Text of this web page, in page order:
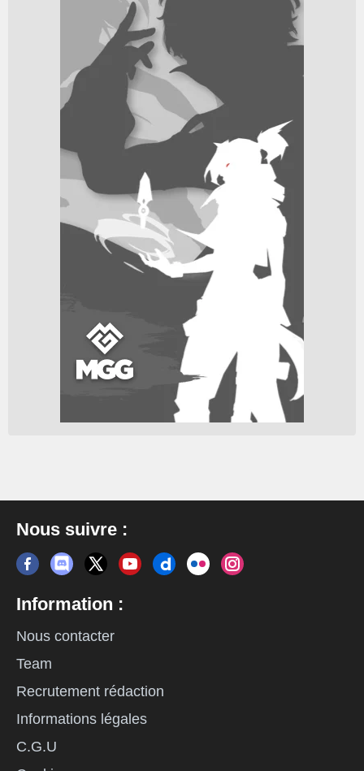
Nous suivre :
Information :
Nous contacter
Team
Recrutement rédaction
Informations légales
C.G.U